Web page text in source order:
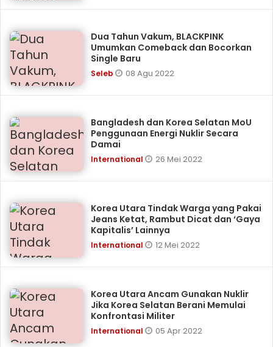
Dua Tahun Vakum, BLACKPINK
Umumkan Comeback dan Bocorkan
Single Baru
Seleb 08 Agu 2022
Bangladesh dan Korea Selatan MoU
Penggunaan Energi Nuklir Secara
Damai
International 26 Mei 2022
Korea Utara Tindak Warga yang Pakai
Jeans Ketat, Rambut Dicat dan ‘Gaya
Kapitalis’ Lainnya
International 12 Mei 2022
Korea Utara Ancam Gunakan Nuklir
Jika Korea Selatan Berani Memulai
Konfrontasi Militer
International 05 Apr 2022